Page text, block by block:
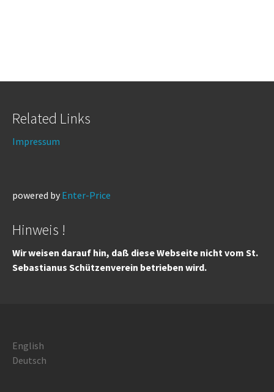
Related Links
Impressum
powered by Enter-Price
Hinweis !
Wir weisen darauf hin, daß diese Webseite nicht vom St.
Sebastianus Schützenverein betrieben wird.
English
Deutsch